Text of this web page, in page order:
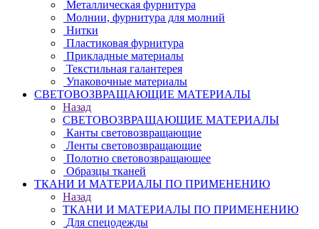
Металлическая фурнитура
Молнии, фурнитура для молний
Нитки
Пластиковая фурнитура
Прикладные материалы
Текстильная галантерея
Упаковочные материалы
СВЕТОВОЗВРАЩАЮЩИЕ МАТЕРИАЛЫ
Назад
СВЕТОВОЗВРАЩАЮЩИЕ МАТЕРИАЛЫ
Канты световозвращающие
Ленты световозвращающие
Полотно световозвращающее
Образцы тканей
ТКАНИ И МАТЕРИАЛЫ ПО ПРИМЕНЕНИЮ
Назад
ТКАНИ И МАТЕРИАЛЫ ПО ПРИМЕНЕНИЮ
Для спецодежды